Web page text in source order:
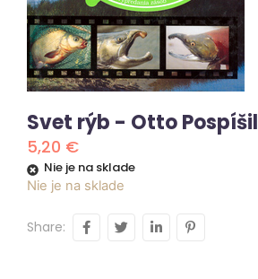
Svet rýb - Otto Pospíšil
5,20 €
Nie je na sklade
Nie je na sklade
Share: